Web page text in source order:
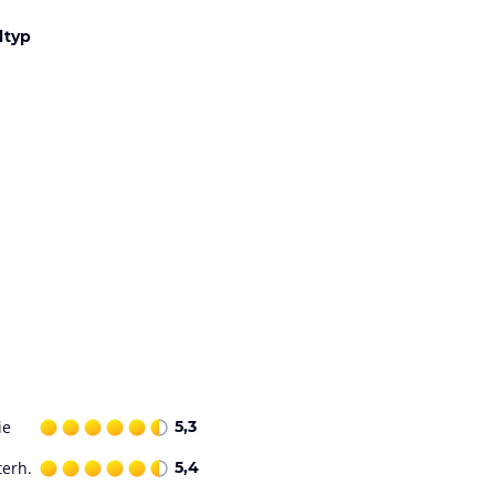
5,3
5,4